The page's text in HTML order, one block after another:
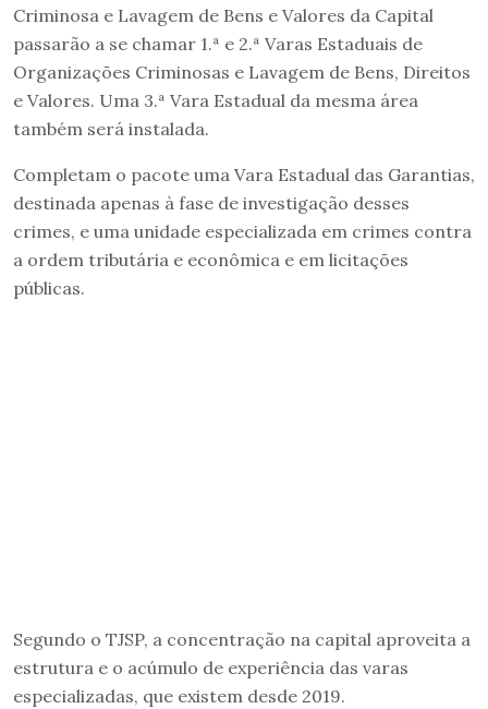
Criminosa e Lavagem de Bens e Valores da Capital
passarão a se chamar 1.ª e 2.ª Varas Estaduais de
Organizações Criminosas e Lavagem de Bens, Direitos
e Valores. Uma 3.ª Vara Estadual da mesma área
também será instalada.
Completam o pacote uma Vara Estadual das Garantias,
destinada apenas à fase de investigação desses
crimes, e uma unidade especializada em crimes contra
a ordem tributária e econômica e em licitações
públicas.
Segundo o TJSP, a concentração na capital aproveita a
estrutura e o acúmulo de experiência das varas
especializadas, que existem desde 2019.